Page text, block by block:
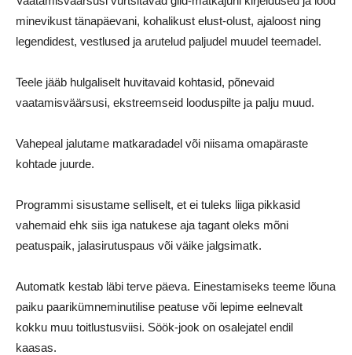
minevikust tänapäevani, kohalikust elust-olust, ajaloost ning
legendidest, vestlused ja arutelud paljudel muudel teemadel.
Teele jääb hulgaliselt huvitavaid kohtasid, põnevaid
vaatamisväärsusi, ekstreemseid looduspilte ja palju muud.
Vahepeal jalutame matkaradadel või niisama omapäraste
kohtade juurde.
Programmi sisustame selliselt, et ei tuleks liiga pikkasid
vahemaid ehk siis iga natukese aja tagant oleks mõni
peatuspaik, jalasirutuspaus või väike jalgsimatk.
Automatk kestab läbi terve päeva. Einestamiseks teeme lõuna
paiku paarikümneminutilise peatuse või lepime eelnevalt
kokku muu toitlustusviisi. Söök-jook on osalejatel endil
kaasas.